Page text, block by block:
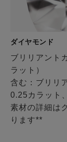
ダイヤモンド
ブリリアント
ラット）
含む：ブリリ
0.25カラット
素材の詳細は
ります**